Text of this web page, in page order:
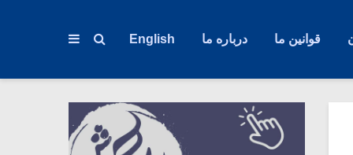
قوانین ما درباره ما English